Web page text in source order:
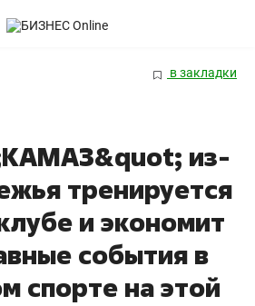
в закладки
из-
тренируется
и экономит
события в
спорте на этой